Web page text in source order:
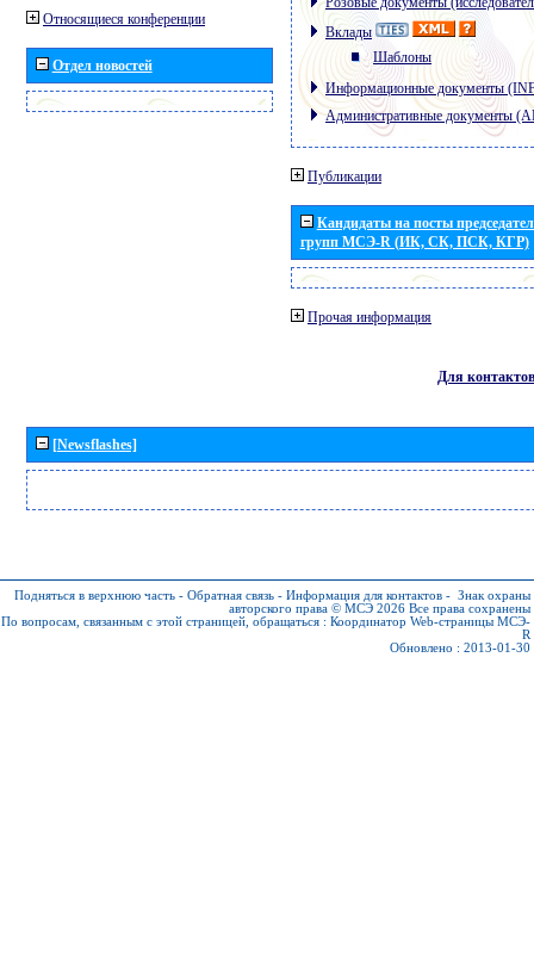
Относящиеся конференции
Отдел новостей
Вклады
Шаблоны
Информационные документы
Административные документы
Публикации
Кандидаты на посты
групп МСЭ-R (ИК, СК, ПСК, КГР)
Прочая информация
Для контактов
[Newsflashes]
Подняться в верхнюю часть - Обратная связь - Информация для контактов - Знак охраны
авторского права © МСЭ 2026 Все права сохранены
По вопросам, связанным с этой страницей, обращаться : Координатор Web-страницы МСЭ-
R
Обновлено : 2013-01-30